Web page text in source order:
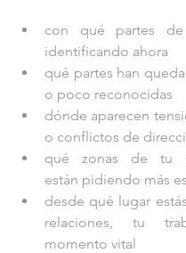
con qué partes
identificando ahora
qué partes han
o poco reconocidas
dónde aparecen
o conflictos de
qué zonas de tu
están pidiendo más
desde qué lugar
relaciones, tu
momento vital